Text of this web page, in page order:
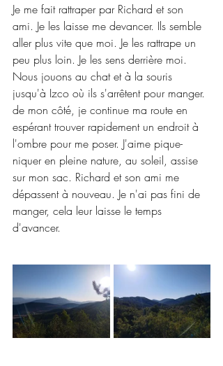
Je me fait rattraper par Richard et son
ami. Je les laisse me devancer. Ils semble
aller plus vite que moi. Je les rattrape un
peu plus loin. Je les sens derrière moi.
Nous jouons au chat et à la souris
jusqu'à Izco où ils s'arrêtent pour manger.
de mon côté, je continue ma route en
espérant trouver rapidement un endroit à
l'ombre pour me poser. J'aime pique-
niquer en pleine nature, au soleil, assise
sur mon sac. Richard et son ami me
dépassent à nouveau. Je n'ai pas fini de
manger, cela leur laisse le temps
d'avancer.